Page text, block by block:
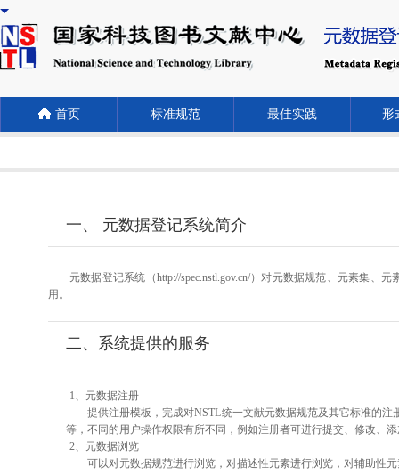
首页 标准规范 最佳实践 形
一、 元数据登记系统简介
元数据登记系统（http://spec.nstl.gov.cn/）对元数据规范、元素集
用。
二、系统提供的服务
1、元数据注册
提供注册模板，完成对NSTL统一文献元数据规范及其它标准的
等，不同的用户操作权限有所不同，例如注册者可进行提交、修改、
2、元数据浏览
可以对元数据规范进行浏览，对描述性元素进行浏览，对辅助性